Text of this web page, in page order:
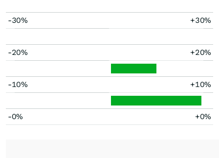
-30% +30%
-20% +20%
-10% +10%
-0% +0%